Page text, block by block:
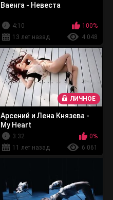
Ваенга - Невеста
4:10
100%
13 лет назад
4 048
ЛИЧНОЕ
Арсений и Лена Князева -
My Heart
3:32
0%
11 лет назад
6 061